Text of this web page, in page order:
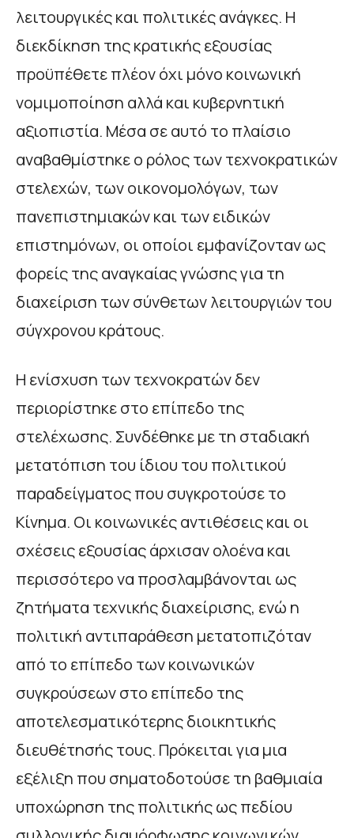
λειτουργικές και πολιτικές ανάγκες. Η
διεκδίκηση της κρατικής εξουσίας
προϋπέθετε πλέον όχι μόνο κοινωνική
νομιμοποίηση αλλά και κυβερνητική
αξιοπιστία. Μέσα σε αυτό το πλαίσιο
αναβαθμίστηκε ο ρόλος των τεχνοκρατικών
στελεχών, των οικονομολόγων, των
πανεπιστημιακών και των ειδικών
επιστημόνων, οι οποίοι εμφανίζονταν ως
φορείς της αναγκαίας γνώσης για τη
διαχείριση των σύνθετων λειτουργιών του
σύγχρονου κράτους.
Η ενίσχυση των τεχνοκρατών δεν
περιορίστηκε στο επίπεδο της
στελέχωσης. Συνδέθηκε με τη σταδιακή
μετατόπιση του ίδιου του πολιτικού
παραδείγματος που συγκροτούσε το
Κίνημα. Οι κοινωνικές αντιθέσεις και οι
σχέσεις εξουσίας άρχισαν ολοένα και
περισσότερο να προσλαμβάνονται ως
ζητήματα τεχνικής διαχείρισης, ενώ η
πολιτική αντιπαράθεση μετατοπιζόταν
από το επίπεδο των κοινωνικών
συγκρούσεων στο επίπεδο της
αποτελεσματικότερης διοικητικής
διευθέτησής τους. Πρόκειται για μια
εξέλιξη που σηματοδοτούσε τη βαθμιαία
υποχώρηση της πολιτικής ως πεδίου